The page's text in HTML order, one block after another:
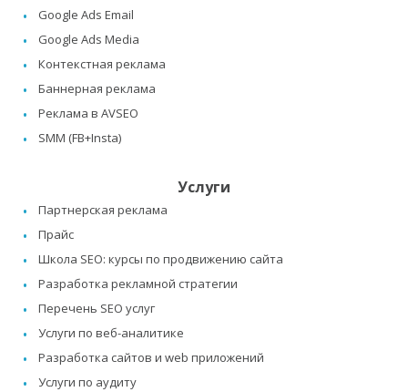
Google Ads Email
Google Ads Media
Контекстная реклама
Баннерная реклама
Реклама в AVSEO
SMM (FB+Insta)
Услуги
Партнерская реклама
Прайс
Школа SEO: курсы по продвижению сайта
Разработка рекламной стратегии
Перечень SEO услуг
Услуги по веб-аналитике
Разработка сайтов и web приложений
Услуги по аудиту